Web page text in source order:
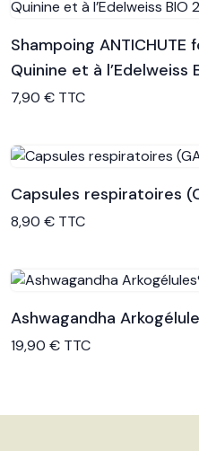
Voir le produit
Shampoing
Quinine et à l’Edelweiss
7,90 € TTC
Voir le produit
Capsules respiratoires
8,90 € TTC
Voir le produit
Ashwagandha
19,90 € TTC